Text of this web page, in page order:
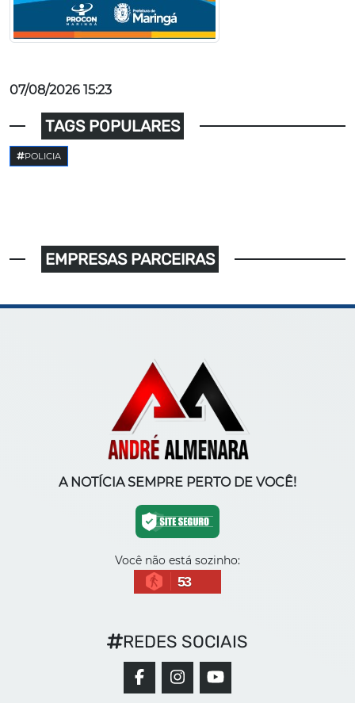
07/08/2026 15:23
TAGS POPULARES
POLICIA
EMPRESAS PARCEIRAS
A NOTÍCIA SEMPRE PERTO DE VOCÊ!
Você não está sozinho:
53
REDES SOCIAIS